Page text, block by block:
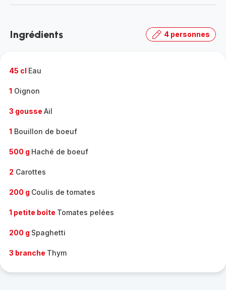
-
gamme
Ingrédients 4 personnes
45 cl Eau
1 Oignon
3 gousse Ail
1 Bouillon de boeuf
500 g Haché de boeuf
2 Carottes
200 g Coulis de tomates
1 petite boîte Tomates pelées
200 g Spaghetti
3 branche Thym